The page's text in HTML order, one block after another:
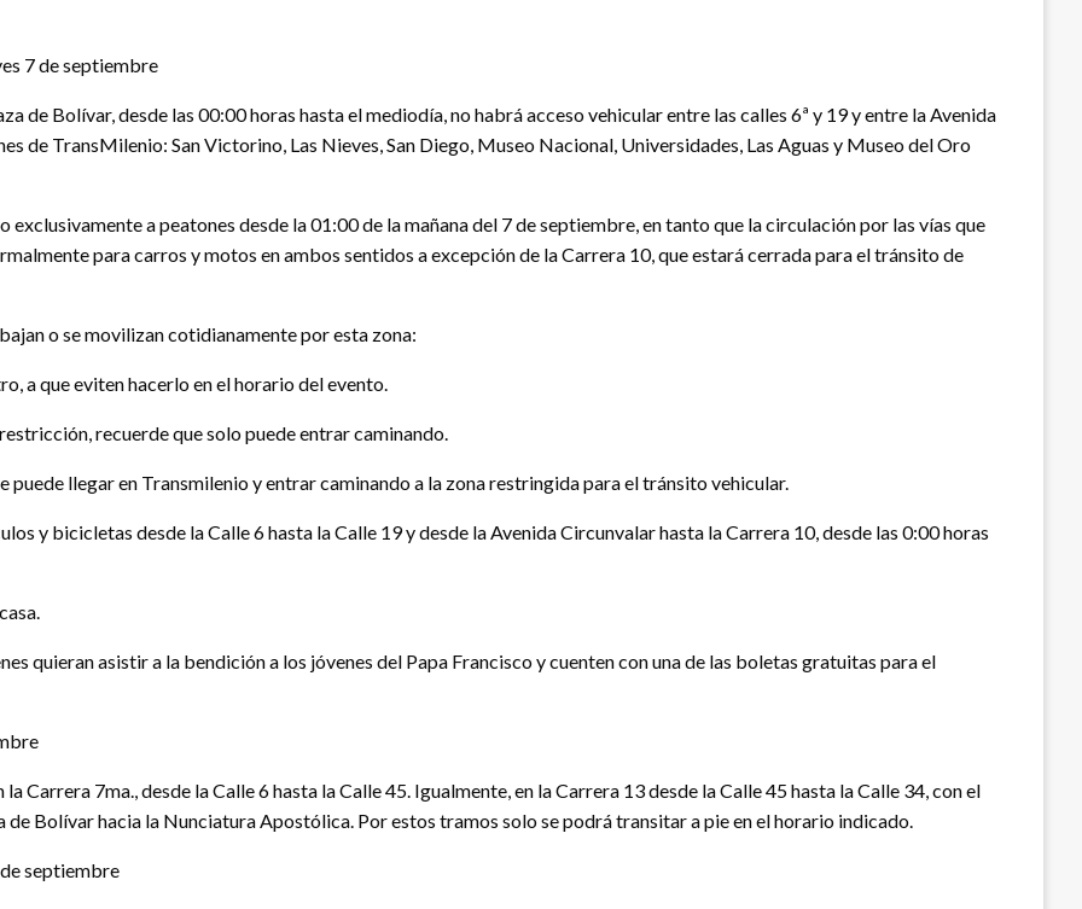
7 de septiembre
de Bolívar, desde las 00:00 horas hasta el mediodía, no habrá acceso vehicular entre las calles 6ª y 19 y entre la Avenida
de TransMilenio: San Victorino, Las Nieves, San Diego, Museo Nacional, Universidades, Las Aguas y Museo del Oro
a peatones desde la 01:00 de la mañana del 7 de septiembre, en tanto que la circulación por las vías que
para carros y motos en ambos sentidos a excepción de la Carrera 10, que estará cerrada para el tránsito de
o se movilizan cotidianamente por esta zona:
a que eviten hacerlo en el horario del evento.
recuerde que solo puede entrar caminando.
llegar en Transmilenio y entrar caminando a la zona restringida para el tránsito vehicular.
y bicicletas desde la Calle 6 hasta la Calle 19 y desde la Avenida Circunvalar hasta la Carrera 10, desde las 0:00 horas
quieran asistir a la bendición a los jóvenes del Papa Francisco y cuenten con una de las boletas gratuitas para el
Carrera 7ma., desde la Calle 6 hasta la Calle 45. Igualmente, en la Carrera 13 desde la Calle 45 hasta la Calle 34, con el
Bolívar hacia la Nunciatura Apostólica. Por estos tramos solo se podrá transitar a pie en el horario indicado.
septiembre